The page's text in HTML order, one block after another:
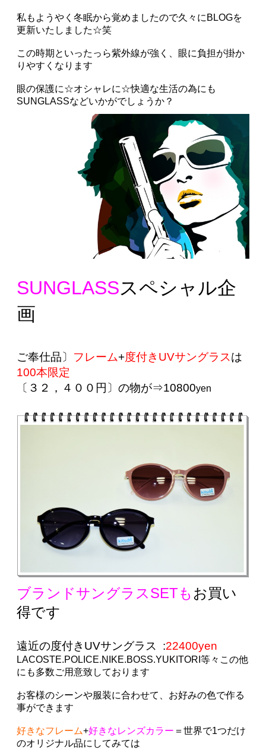
私もようやく冬眠から覚めましたので久々にBLOGを
更新いたしました☆笑
この時期といったっら紫外線が強く、眼に負担が掛か
りやすくなります
眼の保護に☆オシャレに☆快適な生活の為にも
SUNGLASSなどいかがでしょうか？
SUNGLASSスペシャル企
画
ご奉仕品〕 フレーム+度付きUVサングラスは
100本限定
〔３２，４００円〕の物が⇒10800yen
ブランドサングラスSETも お買い
得です
遠近の度付きUVサングラス :22400yen
LACOSTE.POLICE.NIKE.BOSS.YUKITORI等々この他
にも多数ご用意致しております
お客様のシーンや服装に合わせて、お好みの色で作る
事ができます
好きなフレーム+好きなレンズカラー ＝世界で1つだけ
のオリジナル品にしてみては